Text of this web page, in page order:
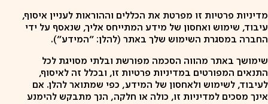
מדיניות פרטיות זו מפרטת את הכללים וההוראות לעניין איסוף,
עיבוד, שימוש ואחסון של מידע המתייחס אליך, שנאסף על ידי
החברה במסגרת השימוש שלך באתר (להלן: "המידע").
שימושך באתר מהווה הסכמה מפורשת ובלתי מסויגת לכל
התנאים המפורטים במדיניות פרטיות זו, ובכלל זה לאיסוף,
לעיבוד, לשימוש ולאחסון של המידע, כפי שמתואר להלן. אם
אינך מסכים למדיניות זו, כולה או חלקה, הנך מתבקש להימנע